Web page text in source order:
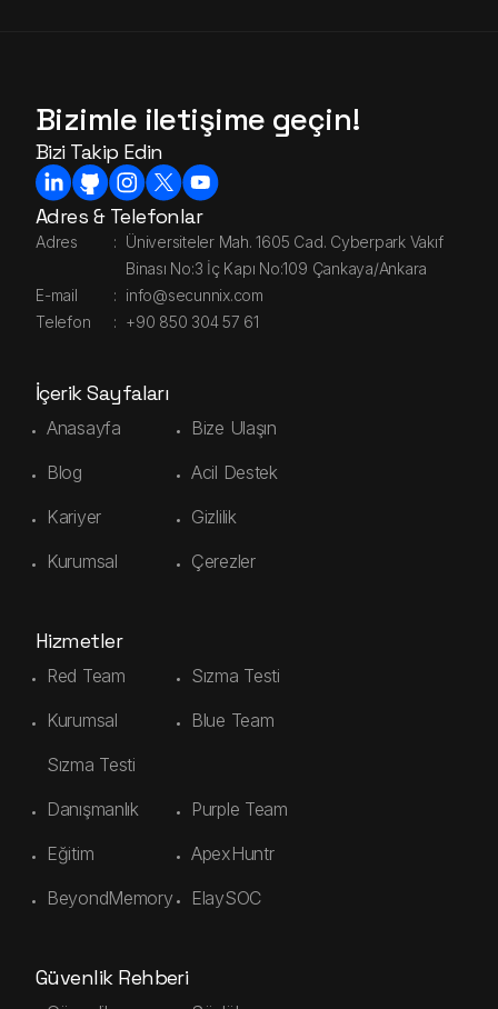
Bizimle iletişime geçin!
Bizi Takip Edin
Adres & Telefonlar
Adres : Üniversiteler Mah. 1605 Cad. Cyberpark Vakıf
Binası No:3 İç Kapı No:109 Çankaya/Ankara
E-mail
: info@secunnix.com
Telefon
: +90 850 304 57 61
İçerik Sayfaları
Anasayfa
Bize Ulaşın
Blog
Acil Destek
Kariyer
Gizlilik
Kurumsal
Çerezler
Hizmetler
Red Team
Sızma Testi
Kurumsal
Sızma Testi
Blue Team
Danışmanlık
Purple Team
Eğitim
ApexHuntr
BeyondMemory
ElaySOC
Güvenlik Rehberi